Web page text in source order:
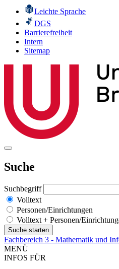
Leichte Sprache
DGS
Barrierefreiheit
Intern
Sitemap
Suche
Suchbegriff
Volltext
Personen/Einrichtungen
Volltext + Personen/
Fachbereich 3 - Mathematik und
MENÜ
INFOS FÜR